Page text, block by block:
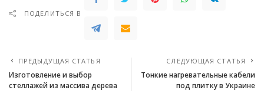
ПОДЕЛИТЬСЯ В
ПРЕДЫДУЩАЯ СТАТЬЯ
Изготовление и выбор
стеллажей из массива дерева
СЛЕДУЮЩАЯ СТАТЬЯ
Тонкие нагревательные кабели
под плитку в Украине